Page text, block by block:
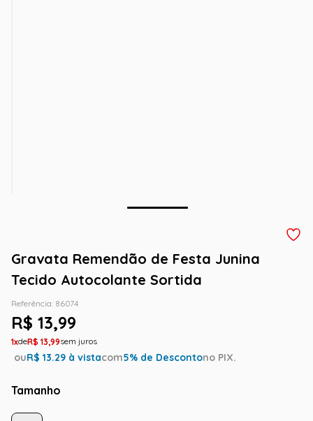
Gravata Remendão de Festa Junina
Tecido Autocolante Sortida
Referência: 86074
R$ 13,99
1 R$ 13,99
ouR$ 13.29 à vistacom5% de Descontono PIX.
Tamanho